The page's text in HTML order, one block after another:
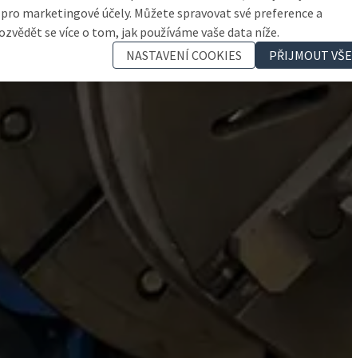
marketingové účely. Můžete spravovat své preference a
se více o tom, jak používáme vaše data níže.
NASTAVENÍ COOKIES
PŘIJMOUT VŠE